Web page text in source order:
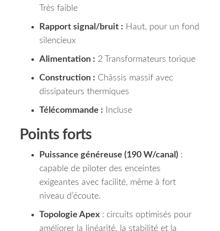
Très faible
Rapport signal/bruit : Haut, pour un fond
silencieux
Alimentation : 2 Transformateurs torique
Construction : Châssis massif avec
dissipateurs thermiques
Télécommande : Incluse
Points forts
Puissance généreuse (190 W/canal) :
capable de piloter des enceintes
exigeantes avec facilité, même à fort
niveau d’écoute.
Topologie Apex : circuits optimisés pour
améliorer la linéarité, la stabilité et la